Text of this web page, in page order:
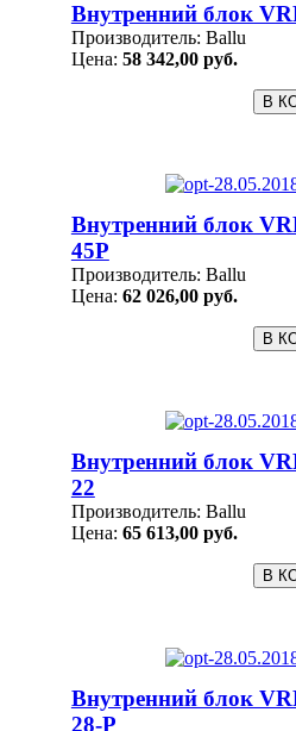
Внутренний блок
Производитель: Ballu
Цена: 58 342,00 руб.
Внутренний блок
45P
Производитель: Ballu
Цена: 62 026,00 руб.
Внутренний блок
22
Производитель: Ballu
Цена: 65 613,00 руб.
Внутренний блок
28-P